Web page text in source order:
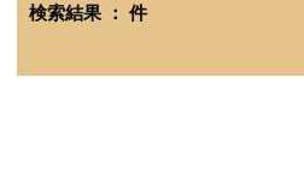
検索結果 ： 件